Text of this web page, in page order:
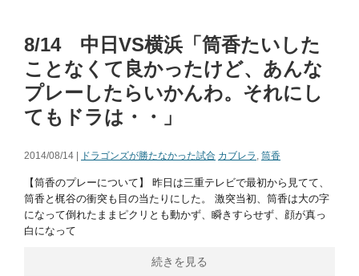
8/14 中日VS横浜「筒香たいした
ことなくて良かったけど、あんな
プレーしたらいかんわ。それにし
てもドラは・・」
2014/08/14 | ドラゴンズが勝たなかった試合 カブレラ , 筒香
【筒香のプレーについて】 昨日は三重テレビで最初から見てて、
筒香と梶谷の衝突も目の当たりにした。 激突当初、筒香は大の字
になって倒れたままピクリとも動かず、瞬きすらせず、顔が真っ
白になって
続きを見る